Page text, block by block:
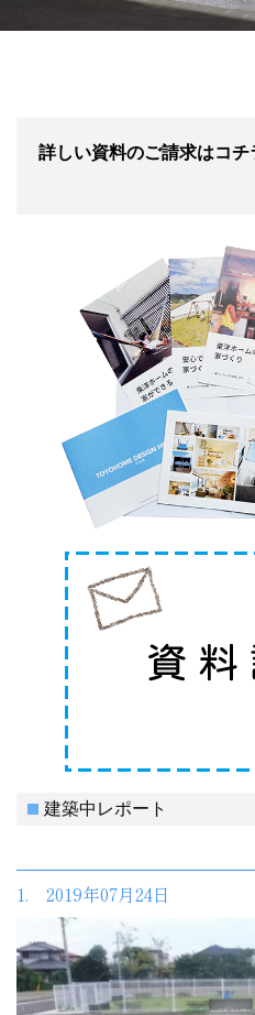
詳しい資料のご請求はコチ
建築中レポート
1. 2019年07月24日